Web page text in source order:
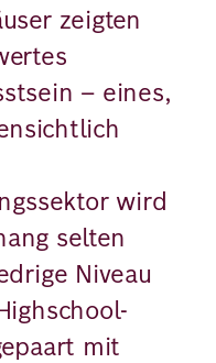
zeigten
– eines,
wird
selten
Niveau
mit